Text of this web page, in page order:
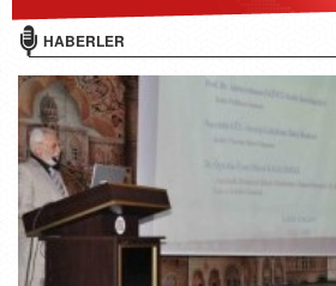
HABERLER